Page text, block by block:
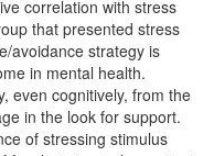
correlation with stress
that presented stress
avoidance strategy is
in mental health.
even cognitively, from the
in the look for support.
of stressing stimulus